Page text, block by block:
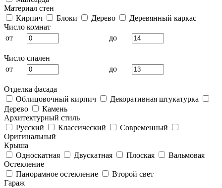
Материал стен
Кирпич
Блоки Дерево
Деревянный каркас
Число комнат
от
до
Число спален
от
до
Отделка фасада
Облицовочный кирпич
Декоративная штукатурка
Дерево
Камень
Архитектурный стиль
Русский
Классический
Современный
Оригинальный
Крыша
Односкатная
Двускатная Плоская
Вальмовая
Остекление
Панорамное остекление
Второй свет
Гараж